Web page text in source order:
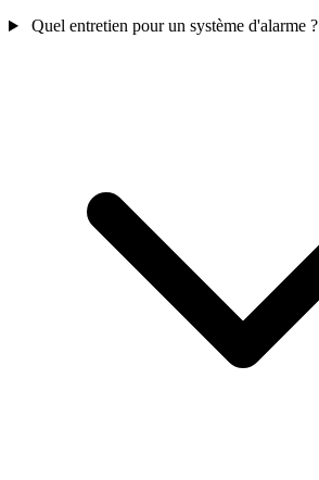
Quel entretien pour un système d'alarme ?